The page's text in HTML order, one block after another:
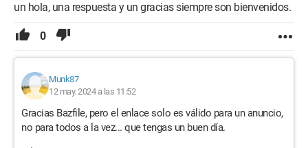
un hola, una respuesta y un gracias siempre son bienvenidos.
0
Munk87
12 may. 2024 a las 11:52
Gracias Bazfile, pero el enlace solo es válido para un anuncio,
no para todos a la vez... que tengas un buen día.